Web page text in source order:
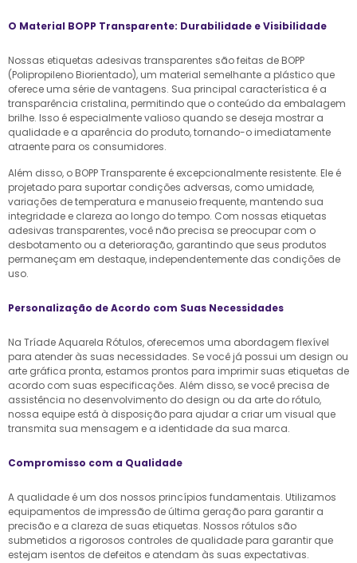
O Material BOPP Transparente: Durabilidade e Visibilidade
Nossas etiquetas adesivas transparentes são feitas de BOPP
(Polipropileno Biorientado), um material semelhante a plástico que
oferece uma série de vantagens. Sua principal característica é a
transparência cristalina, permitindo que o conteúdo da embalagem
brilhe. Isso é especialmente valioso quando se deseja mostrar a
qualidade e a aparência do produto, tornando-o imediatamente
atraente para os consumidores.
Além disso, o BOPP Transparente é excepcionalmente resistente. Ele é
projetado para suportar condições adversas, como umidade,
variações de temperatura e manuseio frequente, mantendo sua
integridade e clareza ao longo do tempo. Com nossas etiquetas
adesivas transparentes, você não precisa se preocupar com o
desbotamento ou a deterioração, garantindo que seus produtos
permaneçam em destaque, independentemente das condições de
uso.
Personalização de Acordo com Suas Necessidades
Na Tríade Aquarela Rótulos, oferecemos uma abordagem flexível
para atender às suas necessidades. Se você já possui um design ou
arte gráfica pronta, estamos prontos para imprimir suas etiquetas de
acordo com suas especificações. Além disso, se você precisa de
assistência no desenvolvimento do design ou da arte do rótulo,
nossa equipe está à disposição para ajudar a criar um visual que
transmita sua mensagem e a identidade da sua marca.
Compromisso com a Qualidade
A qualidade é um dos nossos princípios fundamentais. Utilizamos
equipamentos de impressão de última geração para garantir a
precisão e a clareza de suas etiquetas. Nossos rótulos são
submetidos a rigorosos controles de qualidade para garantir que
estejam isentos de defeitos e atendam às suas expectativas.